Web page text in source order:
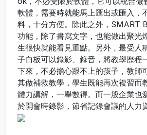
軟體，需要時就能馬上匯出或匯入，
料，十分方便。除此之外，SMART
功能，除了書寫文字，也能做出聚光
生很快就能看見重點。另外，最受人
子白板可以錄影、錄音，將教學歷程
下來，不必擔心跟不上的孩子，教師
其做補救教學，學生既能再次複習而
體力講解，一舉數得。而一般企業也
於開會時錄影，節省記錄會議的人力